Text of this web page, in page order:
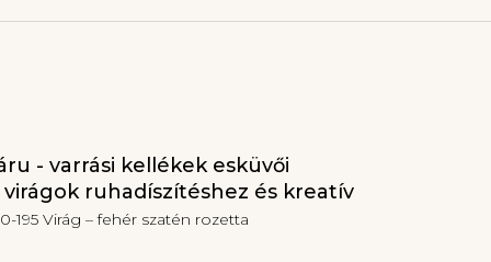
- varrási kellékek esküvői
virágok ruhadíszítéshez és kreatív
195 Virág – fehér szatén rozetta